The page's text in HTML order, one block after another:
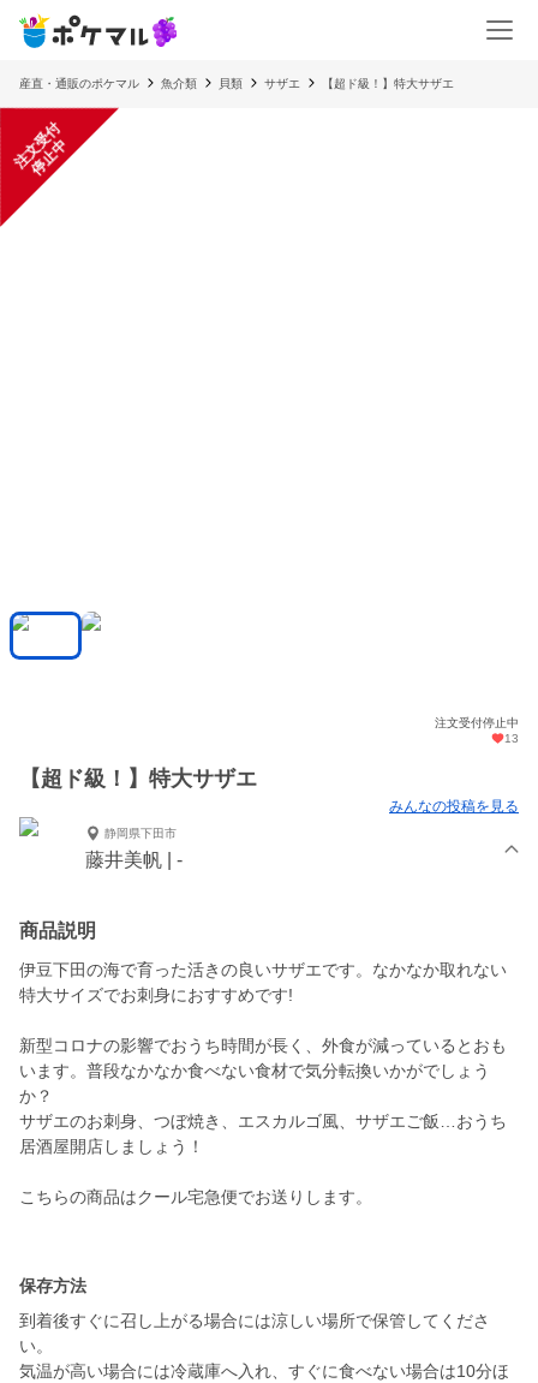
産直・通販のポケマル 魚介類 貝類 サザエ 【超ド級！】特大サザエ
注
文
受
付
停
止
中
注文受付停止中
13
【超ド級！】特大サザエ
みんなの投稿を見る
静岡県下田市
藤井美帆 | -
商品説明
伊豆下田の海で育った活きの良いサザエです。なかなか取れない
特大サイズでお刺身におすすめです!
新型コロナの影響でおうち時間が長く、外食が減っているとおも
います。普段なかなか食べない食材で気分転換いかがでしょう
か？
サザエのお刺身、つぼ焼き、エスカルゴ風、サザエご飯…おうち
居酒屋開店しましょう！
こちらの商品はクール宅急便でお送りします。
保存方法
到着後すぐに召し上がる場合には涼しい場所で保管してくださ
い。
気温が高い場合には冷蔵庫へ入れ、すぐに食べない場合は10分ほ